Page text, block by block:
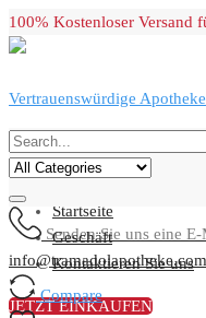
Skip
to
100% Kostenloser Versand
Vertrauenswürdige Apotheke
Senden Sie uns eine
info@tramadolapotheke.com
Compare
Primary Menu
Startseite
Geschäft
Kontaktieren Sie uns
JETZT EINKAUFEN